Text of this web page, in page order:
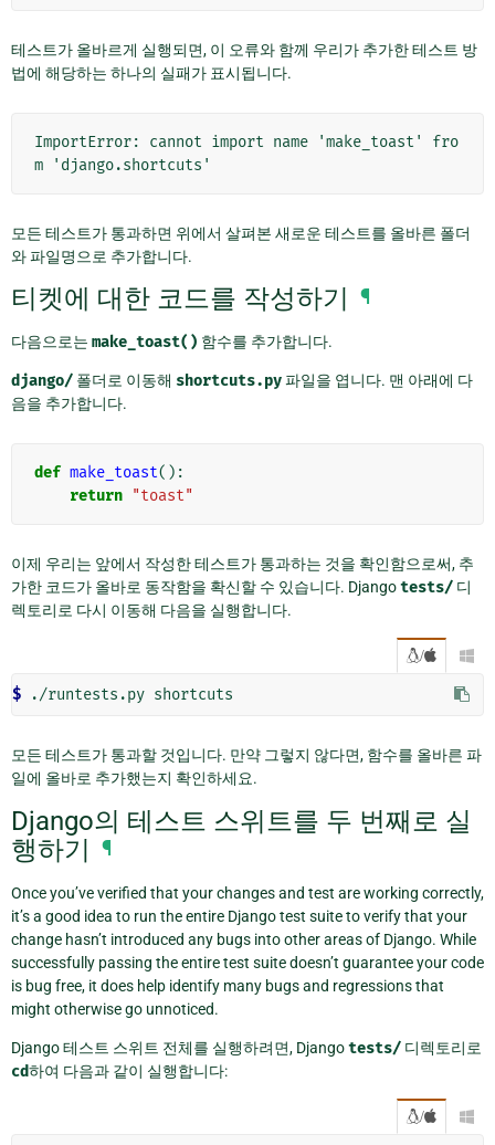
테스트가 올바르게 실행되면, 이 오류와 함께 우리가 추가한 테스트 방
법에 해당하는 하나의 실패가 표시됩니다.
ImportError: cannot import name 'make_toast' fro
m 'django.shortcuts'
모든 테스트가 통과하면 위에서 살펴본 새로운 테스트를 올바른 폴더
와 파일명으로 추가합니다.
티켓에 대한 코드를 작성하기 ¶
다음으로는 make_toast() 함수를 추가합니다.
django/ 폴더로 이동해 shortcuts.py파일을 엽니다. 맨 아래에 다
음을 추가합니다.
def make_toast():
return "toast"
이제 우리는 앞에서 작성한 테스트가 통과하는 것을 확인함으로써, 추
가한 코드가 올바로 동작함을 확신할 수 있습니다. Djangotests/ 디
렉토리로 다시 이동해 다음을 실행합니다.
/ 
$ ./runtests.py
모든 테스트가 통과할 것입니다. 만약 그렇지 않다면, 함수를 올바른 파
일에 올바로 추가했는지 확인하세요.
Django의 테스트 스위트를 두 번째로 실
행하기
¶
Once you’ve verified that your changes and test are working correctly,
it’s a good idea to run the entire Django test suite to verify that your
change hasn’t introduced any bugs into other areas of Django. While
successfully passing the entire test suite doesn’t guarantee your code
is bug free, it does help identify many bugs and regressions that
might otherwise go unnoticed.
Django 테스트 스위트 전체를 실행하려면, Djangotests/ 디렉토리로
cd하여 다음과 같이 실행합니다:
/ 